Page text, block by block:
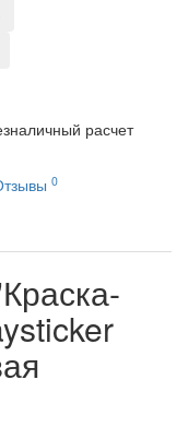
расчет
0